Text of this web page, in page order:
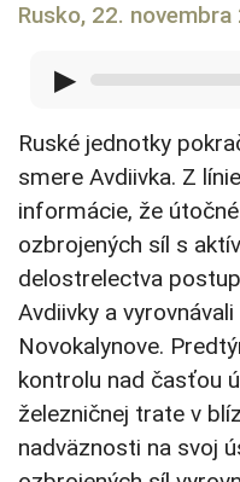
Rusko, 22.
▶
Ruské jednotky
smere Avdiivka. Z
informácie, že
ozbrojených síl s
delostrelectva
Avdiivky a
Novokalynove.
kontrolu nad časťou
železničnej trate v
nadväznosti na svoj